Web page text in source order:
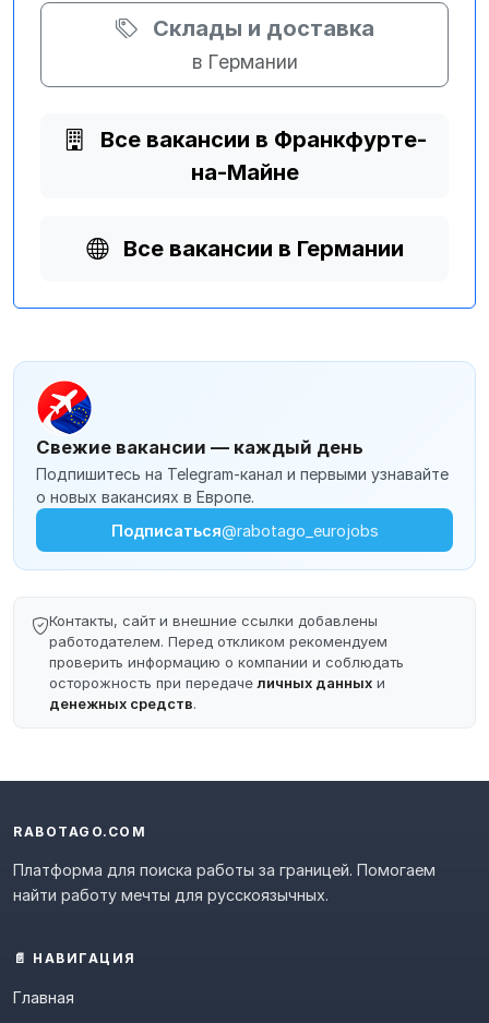
Склады и доставка
в Германии
Все вакансии в Франкфурте-
на-Майне
Все вакансии в Германии
Свежие вакансии — каждый день
Подпишитесь на Telegram-канал и первыми узнавайте
о новых вакансиях в Европе.
Подписаться@rabotago_eurojobs
Контакты, сайт и внешние ссылки добавлены
работодателем. Перед откликом рекомендуем
проверить информацию о компании и соблюдать
осторожность при передачеличных данных и
денежных средств.
RABOTAGO.COM
Платформа для поиска работы за границей. Помогаем
найти работу мечты для русскоязычных.
📄 НАВИГАЦИЯ
Главная